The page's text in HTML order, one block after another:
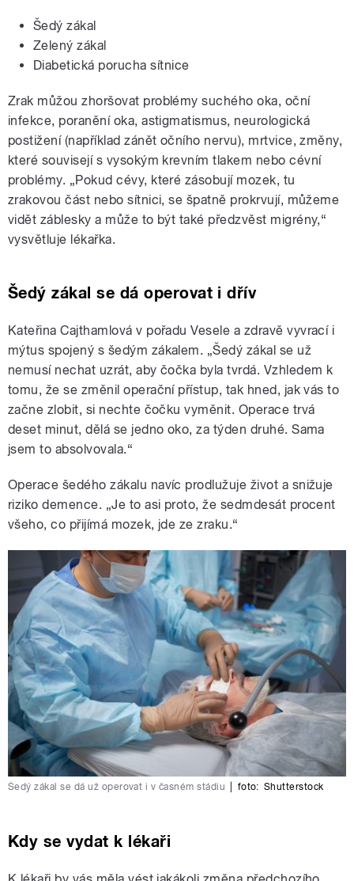
Šedý zákal
Zelený zákal
Diabetická porucha sítnice
Zrak můžou zhoršovat problémy suchého oka, oční
infekce, poranění oka, astigmatismus, neurologická
postižení (například zánět očního nervu), mrtvice, změny,
které souvisejí s vysokým krevním tlakem nebo cévní
problémy. „Pokud cévy, které zásobují mozek, tu
zrakovou část nebo sítnici, se špatně prokrvují, můžeme
vidět záblesky a může to být také předzvěst migrény,“
vysvětluje lékařka.
Šedý zákal se dá operovat i dřív
Kateřina Cajthamlová v pořadu Vesele a zdravě vyvrací i
mýtus spojený s šedým zákalem. „Šedý zákal se už
nemusí nechat uzrát, aby čočka byla tvrdá. Vzhledem k
tomu, že se změnil operační přístup, tak hned, jak vás to
začne zlobit, si nechte čočku vyměnit. Operace trvá
deset minut, dělá se jedno oko, za týden druhé. Sama
jsem to absolvovala.“
Operace šedého zákalu navíc prodlužuje život a snižuje
riziko demence. „Je to asi proto, že sedmdesát procent
všeho, co přijímá mozek, jde ze zraku.“
Šedý zákal se dá už operovat i v časném stádiu foto: Shutterstock
Kdy se vydat k lékaři